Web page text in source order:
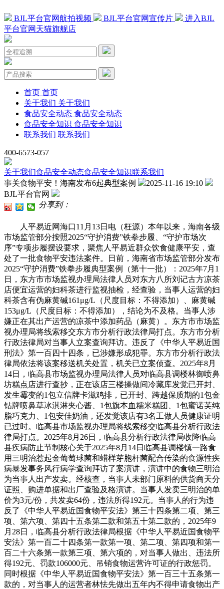
BJL平台官网航拍视频 BJL平台官网宣传片
进入BJL
平台官网天猫旗舰店
首页 首页
关于我们 关于我们
食品安全动态 食品安全动态
食品安全知识 食品安全知识
联系我们 联系我们
400-6573-057
关于我们食品安全动态食品安全知识联系我们
事关食物平安！海南发布6起典型案例
2025-11-16 19:10
BJL平台官网
分享到：
人平易近网海口11月13日电（枉源）本年以来，海南各级
市场监管部分按照2025“守护消费”铁拳步履、“守护市场次
序”专项步履摆设要求，聚焦人平易近群众饮食健康平安，查
处了一批食物平安违法案件。日前，海南省市场监管部分发布
2025“守护消费”铁拳步履典型案例（第十一批）：2025年7月1
日，东方市市场监视办理局法律人员对东方八所刘记古方凉茶
店便宜运营的妇科茶进行监视抽检，经查验，当事人运营的妇
科茶含有伪麻黄碱161μg/L（尺度目标：不得添加）、麻黄碱
153μg/L（尺度目标：不得添加），结论为不及格。当事人涉
嫌正在其出产运营的凉茶中添加药品（麻黄）。东方市市场监
视办理局将线索移交东方市分析行政法律局打点。东方市分析
行政法律局对当事人立案查询拜访。违反了《中华人平易近国
刑法》第一百四十四条，已涉嫌形成犯罪。东方市分析行政法
律局依法将该案移送机关处置，机关已立案侦查。2025年8月
14日，临高县市场监视办理局法律人员对临高县调楼林御喷鼻
坊糕点店进行查抄，正在该店三楼操做间冷藏库发觉已开封、
发生霉变的1包立信牌卡滋鸡排，已开封、跨越保质期的1包金
钻牌喷鼻草冰淇淋夹心酱、1包旗本血糯米糕团、1包蜜诺芙纯
脂巧克力、1包安佳奶油，还发觉该店有3名工做人员健康证明
已过时。临高县市场监视办理局将线索移交临高县分析行政法
律局打点。2025年8月26日，临高县分析行政法律局收降临高
县疾病防止节制核心关于2025年8月14日临高县调楼镇一路食
用三明治惹起金葡萄球菌和蜡样芽胞杆菌配合传染的食源性疾
病暴发事务风行病学查询拜访了案演讲，演讲中的食物三明治
为当事人出产发卖。经核查，当事人未部门原料的供货商天分
证照、购进单据和出厂查验及格演讲。当事人发卖三明治的单
价为3元/份，共发卖64份，违法所得192元。当事人的行为违
反了《中华人平易近国食物平安法》第三十四条第二项、第三
项、第六项、第四十五条第二款和第五十第二款的，2025年9
月28日，临高县分析行政法律局根据《中华人平易近国食物平
安法》第一百二十四条第一款第一项、第二项、第四项和第一
百二十六条第一款第三项、第六项的，对当事人做出、违法所
得192元、罚款106000元、吊销食物运营许可证的行政惩罚。
同时根据《中华人平易近国食物平安法》第一百三十五条第一
款的，对当事人的运营者林怯先做出五年内不得申请食物出产